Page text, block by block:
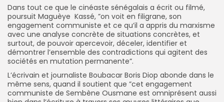
Dans tout ce que le cinéaste sénégalais a écrit ou filmé,
poursuit Maguèye Kassé, ”on voit en filigrane, son
engagement communiste et ce qu’il a appris du marxisme
avec une analyse concrète de situations concrètes, et
surtout, de pouvoir apercevoir, déceler, identifier et
démontrer l’ensemble des contradictions qui agitent des
sociétés en mutation permanente”.
L’écrivain et journaliste Boubacar Boris Diop abonde dans le
même sens, quand il soutient que ”cet engagement
communiste de Sembène Ousmane est omniprésent aussi